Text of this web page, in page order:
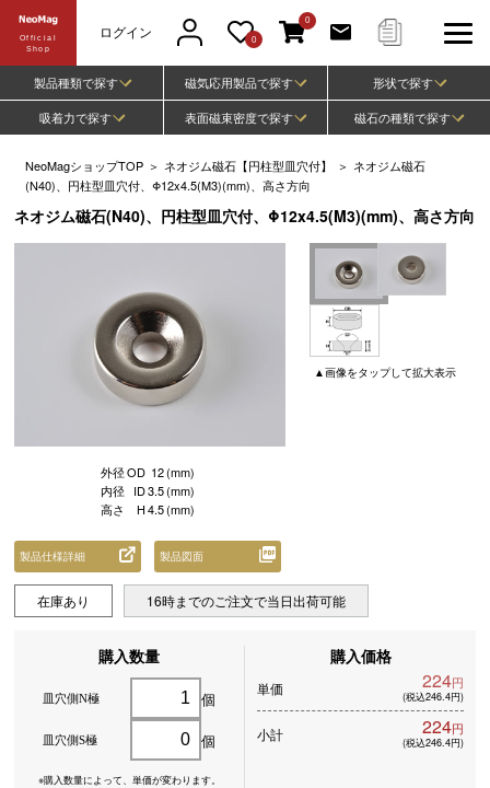
Official
Shop
ログイン 0
0
製品種類で探す 磁気応用製品で探す
形状で探す
吸着力で探す
表面磁束密度で探す 磁石の種類で探す
NeoMagショップTOP ＞ ネオジム磁石【円柱型皿穴付】 ＞ ネオジム磁石
(N40)、円柱型皿穴付、Φ12x4.5(M3)(mm)、高さ方向
ネオジム磁石(N40)、円柱型皿穴付、Φ12x4.5(M3)(mm)、高さ方向
▲画像をタップして拡大表示
外径OD 12(mm)
内径 ID3.5(mm)
高さ
H4.5(mm)
製品仕様詳細 製品図面
在庫あり 16時までのご注文で当日出荷可能
購入数量
皿穴側N極 個
皿穴側S極 個
※購入数量によって、 単価が変わります。
購入価格
単価 224円
(税込246.4円)
小計 224円
(税込246.4円)